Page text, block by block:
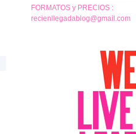
FORMATOS y PRECIOS :
recienllegadablog@gmail.com